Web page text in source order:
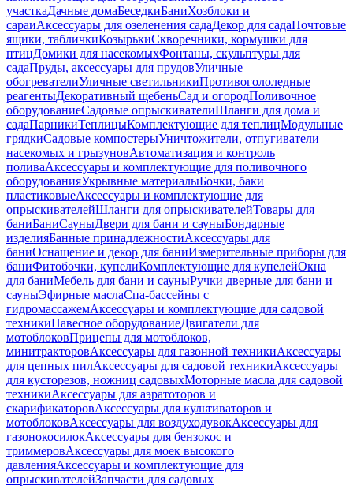
участкаДачные домаБеседкиБаниХозблоки и
сараиАксессуары для озеленения садаДекор для садаПочтовые
ящики, табличкиКозырькиСкворечники, кормушки для
птицДомики для насекомыхФонтаны, скульптуры для
садаПруды, аксессуары для прудовУличные
обогревателиУличные светильникиПротивогололедные
реагентыДекоративный щебеньСад и огородПоливочное
оборудованиеСадовые опрыскивателиШланги для дома и
садаПарникиТеплицыКомплектующие для теплицМодульные
грядкиСадовые компостерыУничтожители, отпугиватели
насекомых и грызуновАвтоматизация и контроль
поливаАксессуары и комплектующие для поливочного
оборудованияУкрывные материалыБочки, баки
пластиковыеАксессуары и комплектующие для
опрыскивателейШланги для опрыскивателейТовары для
баниБаниСауныДвери для бани и сауныБондарные
изделияБанные принадлежностиАксессуары для
баниОснащение и декор для баниИзмерительные приборы для
баниФитобочки, купелиКомплектующие для купелейОкна
для баниМебель для бани и сауныРучки дверные для бани и
сауныЭфирные маслаСпа-бассейны с
гидромассажемАксессуары и комплектующие для садовой
техникиНавесное оборудованиеДвигатели для
мотоблоковПрицепы для мотоблоков,
минитракторовАксессуары для газонной техникиАксессуары
для цепных пилАксессуары для садовой техникиАксессуары
для кусторезов, ножниц садовыхМоторные масла для садовой
техникиАксессуары для аэратоторов и
скарификаторовАксессуары для культиваторов и
мотоблоковАксессуары для воздуходувокАксессуары для
газонокосилокАксессуары для бензокос и
триммеровАксессуары для моек высокого
давленияАксессуары и комплектующие для
опрыскивателейЗапчасти для садовых